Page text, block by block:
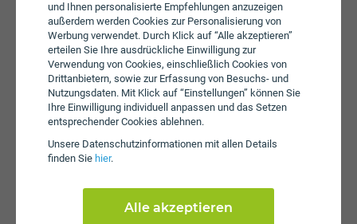
und Ihnen personalisierte Empfehlungen anzuzeigen
außerdem werden Cookies zur Personalisierung von
Werbung verwendet. Durch Klick auf “Alle akzeptieren”
erteilen Sie Ihre ausdrückliche Einwilligung zur
Verwendung von Cookies, einschließlich Cookies von
Drittanbietern, sowie zur Erfassung von Besuchs- und
Nutzungsdaten. Mit Klick auf “Einstellungen” können Sie
Ihre Einwilligung individuell anpassen und das Setzen
entsprechender Cookies ablehnen.
Unsere Daten­schutz­informationen mit allen Details
finden Sie hier.
Alle akzeptieren
Datenstick
Im Tarif Fiber Flex 50 ist kein Datenstick enthalten. Die
SIM-Karte kann in jedem gängigen Datenstick betrieben
werden, um Computer oder Laptop mit dem Internet zu
verbinden. Alternativ kann die SIM-Karte von IKB auch in